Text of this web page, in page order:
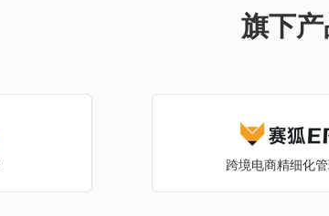
旗下
跨境电商精细化